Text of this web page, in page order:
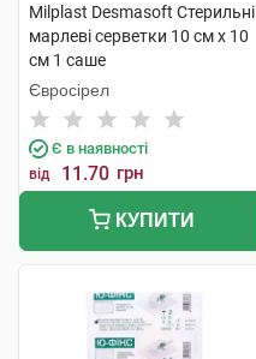
Milplast Desmasoft Стерильні
марлеві серветки 10 см x 10
см 1 саше
Євросірел
Є в наявності
від 11.70 грн
КУПИТИ